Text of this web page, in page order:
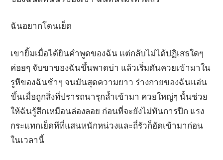
ฉันอยากโดนเย็ด
เขายิ้มเมื่อได้ยินคำพูดของฉัน แต่กลับไม่ได้ปฏิเสธใดๆ
ค่อยๆ จับขาของฉันขึ้นพาดบ่า แล้วเริ่มดันควยเข้ามาใน
รูหีของฉันช้าๆ จนมันสุดความยาว ร่างกายของฉันแอ่น
ขึ้นเมื่อถูกสิ่งที่ปรารถนารุกล้ำเข้ามา ควยใหญ่ๆ นั้นช่วย
ให้ฉันรู้สึกเหมือนล่องลอย ก่อนที่จะยังไม่ทันการปีก แรง
กระแทกเย็ดหีที่แสนหนักหน่วงและถี่รัวก็อัดเข้ามาก่อน
ในเวลานี้